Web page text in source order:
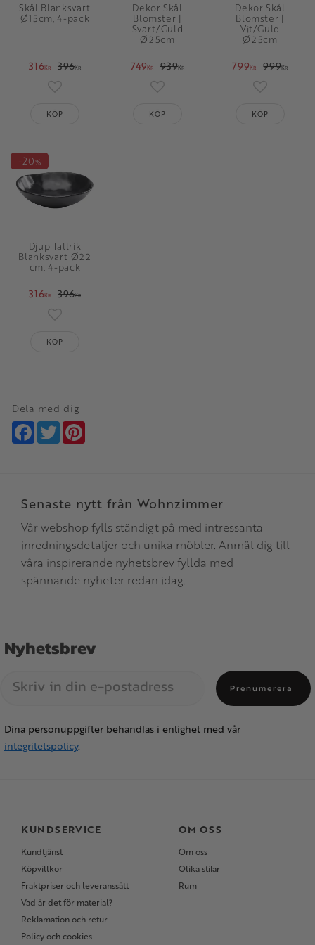
Skål Blanksvart
Ø15cm, 4-pack
316KR 396KR
Lägg till i favoriter
KÖP
Dekor Skål
Blomster |
Svart/Guld
Ø25cm
749KR 939KR
Lägg till i favoriter
KÖP
Dekor Skål
Blomster |
Vit/Guld
Ø25cm
799KR 999KR
Lägg till i
KÖP
Djup Tallrik
Blanksvart Ø22
cm, 4-pack
316KR 396KR
20%
Lägg till i favoriter
KÖP
Dela med dig
Facebook
Twitter
Senaste nytt från Wohnzimmer
Vår webshop fylls ständigt på med intressanta
inredningsdetaljer och unika möbler. Anmäl dig till
våra inspirerande nyhetsbrev fyllda med
spännande nyheter redan idag.
Nyhetsbrev
Prenumerera
Dina personuppgifter behandlas i enlighet med vår
integritetspolicy.
KUNDSERVICE
Kundtjänst
Köpvillkor
Fraktpriser och leveranssätt
Vad är det för material?
Reklamation och retur
Policy och cookies
OM OSS
Om oss
Olika stilar
Rum